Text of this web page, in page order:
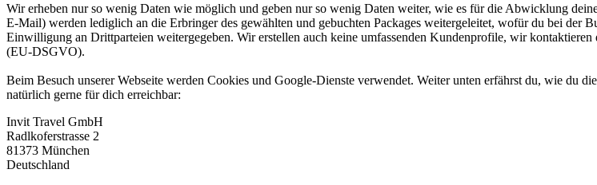
Wir erheben nur so wenig Daten wie möglich und geben nur so wenig Daten weiter, wie es für die Abwicklung
E-Mail) werden lediglich an die Erbringer des gewählten und gebuchten Packages weitergeleitet, wofür du bei der
Einwilligung an Drittparteien weitergegeben. Wir erstellen auch keine umfassenden Kundenprofile, wir
(EU-DSGVO).
Beim Besuch unserer Webseite werden Cookies und Google-Dienste verwendet. Weiter unten erfährst du, wie du
natürlich gerne für dich erreichbar:
Invit Travel GmbH
Radlkoferstrasse 2
81373 München
Deutschland